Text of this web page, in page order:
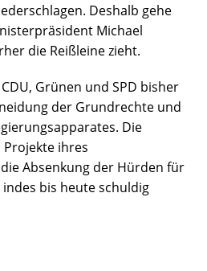
Deshalb gehe
Michael
die Reißleine zieht.
Grünen und SPD bisher
der Grundrechte und
Die
ihres
Absenkung der Hürden für
bis heute schuldig